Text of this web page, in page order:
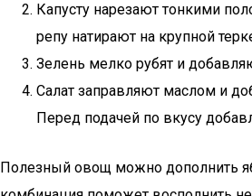
Капусту нарезают тонкими
репу натирают на крупной
Зелень мелко рубят и
Салат заправляют маслом и
Перед подачей по вкусу
Полезный овощ можно дополнить